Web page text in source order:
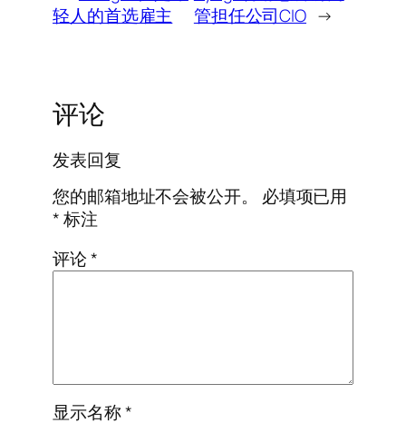
轻人的首选雇主
管担任公司CIO →
评论
发表回复
您的邮箱地址不会被公开。
必填项已用
*标注
评论*
显示名称*